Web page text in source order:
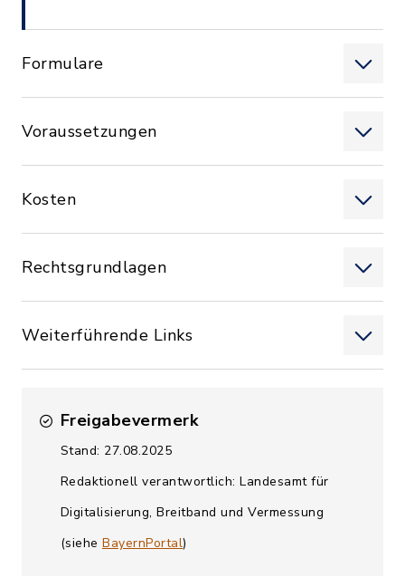
Formulare
Voraussetzungen
Kosten
Rechtsgrundlagen
Weiterführende Links
Freigabevermerk
Stand: 27.08.2025
Redaktionell verantwortlich: Landesamt für
Digitalisierung, Breitband und Vermessung
(siehe BayernPortal)